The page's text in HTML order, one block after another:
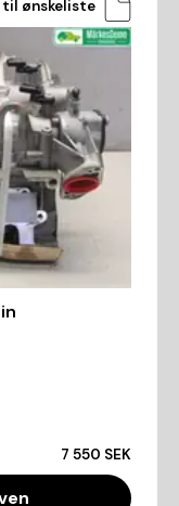
til ønskeliste
7 550 SEK